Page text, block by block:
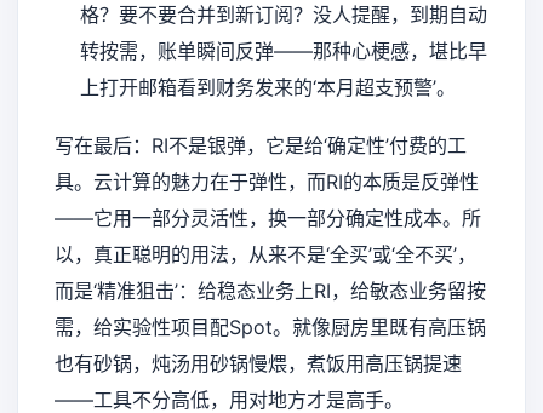
格？要不要合并到新订阅？没人提醒，到期自动
转按需，账单瞬间反弹——那种心梗感，堪比早
上打开邮箱看到财务发来的‘本月超支预警’。
写在最后：RI不是银弹，它是给‘确定性’付费的工
具。云计算的魅力在于弹性，而RI的本质是反弹性
——它用一部分灵活性，换一部分确定性成本。所
以，真正聪明的用法，从来不是‘全买’或‘全不买’，
而是‘精准狙击’：给稳态业务上RI，给敏态业务留按
需，给实验性项目配Spot。就像厨房里既有高压锅
也有砂锅，炖汤用砂锅慢煨，煮饭用高压锅提速
——工具不分高低，用对地方才是高手。